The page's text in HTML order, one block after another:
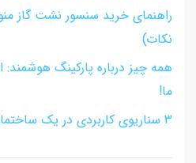
راهنمای خرید سنسور نشت گاز
نکات)
همه چیز درباره پارکینگ هوشمند:
ما!
3 سناریوی کاربردی در یک ساختمان هوشمند